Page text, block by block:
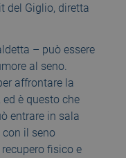
del Giglio, diretta
– può essere
al seno.
affrontare la
è questo che
entrare in sala
il seno
fisico e